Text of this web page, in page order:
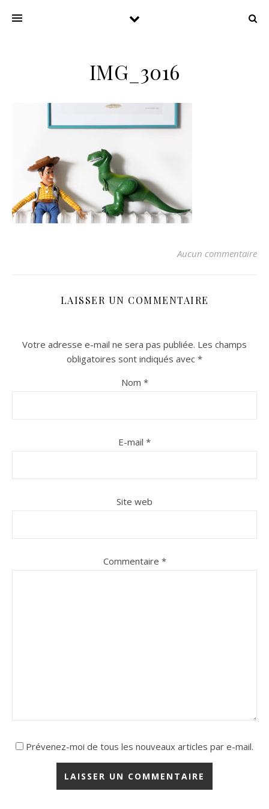
IMG_3016
Aucun commentaire
LAISSER UN COMMENTAIRE
Votre adresse e-mail ne sera pas publiée. Les champs
obligatoires sont indiqués avec *
Nom *
E-mail *
Site web
Commentaire *
Prévenez-moi de tous les nouveaux articles par e-mail.